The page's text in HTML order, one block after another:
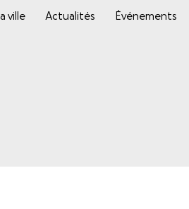
ville Actualités Événements